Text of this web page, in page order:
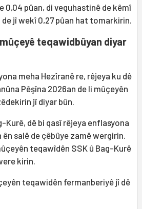
0,04 pûan, di veguhastinê de kêmî
de jî wekî 0,27 pûan hat tomarkirin.
teqawidbûyan diyar
meha Hezîranê re, rêjeya ku dê
Pêşîna 2026an de li mûçeyên
jî diyar bûn.
Kurê, dê bi qasî rêjeya enflasyona
salê de çêbûye zamê wergirin.
teqawîdên SSK û Bag-Kurê
kirin.
teqawidên fermanberiyê jî dê